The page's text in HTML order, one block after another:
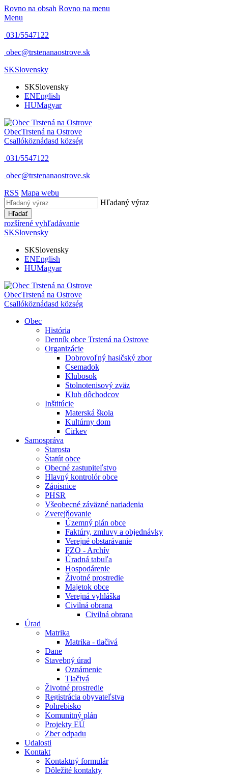
Rovno na obsah Rovno na menu
Menu
031/5547122
obec@trstenanaostrove.sk
SKSlovensky
SKSlovensky
ENEnglish
HUMagyar
ObecTrstená na Ostrove
Csallóköznádasd község
031/5547122
obec@trstenanaostrove.sk
RSS Mapa webu
Hľadaný výraz
Hľadať
rozšírené vyhľadávanie
SKSlovensky
SKSlovensky
ENEnglish
HUMagyar
ObecTrstená na Ostrove
Csallóköznádasd község
Obec
História
Denník obce Trstená na Ostrove
Organizácie
Dobrovoľný hasičský zbor
Csemadok
Klubosok
Stolnotenisový zväz
Klub dôchodcov
Inštitúcie
Materská škola
Kultúrny dom
Cirkev
Samospráva
Starosta
Štatút obce
Obecné zastupiteľstvo
Hlavný kontrolór obce
Zápisnice
PHSR
Všeobecné záväzné nariadenia
Zverejňovanie
Územný plán obce
Faktúry, zmluvy a objednávky
Verejné obstarávanie
FZO - Archív
Úradná tabuľa
Hospodárenie
Životné prostredie
Majetok obce
Verejná vyhláška
Civilná obrana
Civilná obrana
Úrad
Matrika
Matrika - tlačivá
Dane
Stavebný úrad
Oznámenie
Tlačivá
Životné prostredie
Registrácia obyvateľstva
Pohrebisko
Komunitný plán
Projekty EÚ
Zber odpadu
Udalosti
Kontakt
Kontaktný formulár
Dôležité kontakty